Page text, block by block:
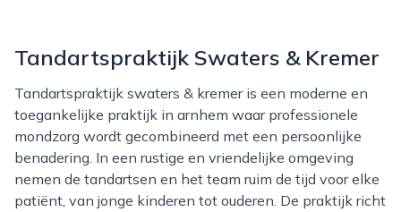
Tandartspraktijk Swaters & Kremer
Tandartspraktijk swaters & kremer is een moderne en
toegankelijke praktijk in arnhem waar professionele
mondzorg wordt gecombineerd met een persoonlijke
benadering. In een rustige en vriendelijke omgeving
nemen de tandartsen en het team ruim de tijd voor elke
patiënt, van jonge kinderen tot ouderen. De praktijk richt